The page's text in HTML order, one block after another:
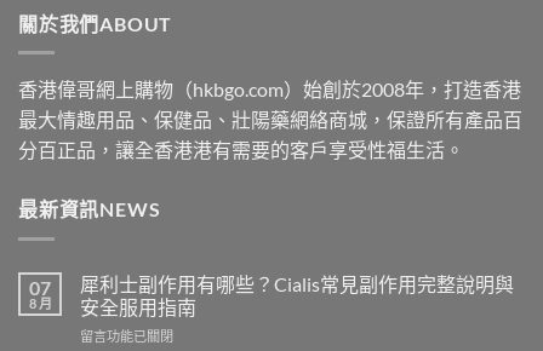
關於我們ABOUT
香港偉哥網上購物（hkbgo.com）始創於2008年，打造香港
最大情趣用品、保健品、壯陽藥網絡商城，保證所有產品百
分百正品，讓全香港港有需要的客戶享受性福生活。
最新資訊NEWS
07
8 月
犀利士副作用有哪些？Cialis常見副作用完整說明與
安全服用指南
在
留言功能已關閉